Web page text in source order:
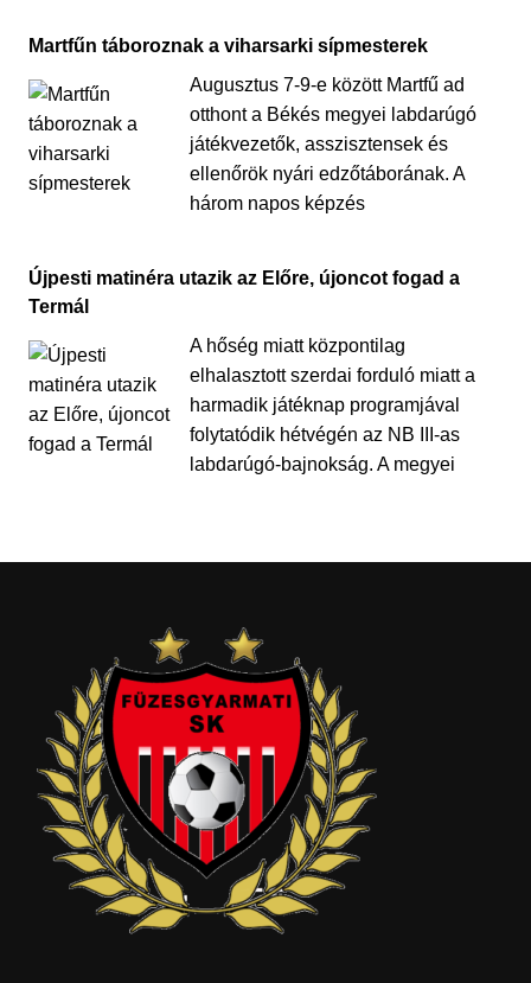
Martfűn táboroznak a viharsarki sípmesterek
Augusztus 7-9-e között Martfű ad
otthont a Békés megyei labdarúgó
játékvezetők, asszisztensek és
ellenőrök nyári edzőtáborának. A
három napos képzés
Újpesti matinéra utazik az Előre, újoncot fogad a
Termál
A hőség miatt központilag
elhalasztott szerdai forduló miatt a
harmadik játéknap programjával
folytatódik hétvégén az NB III-as
labdarúgó-bajnokság. A megyei